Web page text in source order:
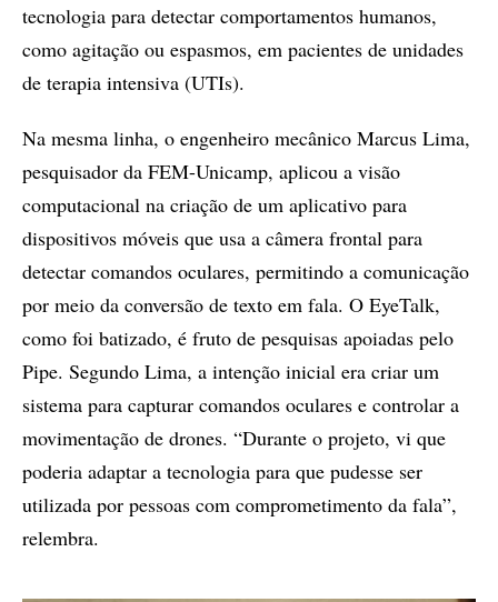
tecnologia para detectar comportamentos humanos,
como agitação ou espasmos, em pacientes de unidades
de terapia intensiva (UTIs).
Na mesma linha, o engenheiro mecânico Marcus Lima,
pesquisador da FEM-Unicamp, aplicou a visão
computacional na criação de um aplicativo para
dispositivos móveis que usa a câmera frontal para
detectar comandos oculares, permitindo a comunicação
por meio da conversão de texto em fala. O EyeTalk,
como foi batizado, é fruto de pesquisas apoiadas pelo
Pipe. Segundo Lima, a intenção inicial era criar um
sistema para capturar comandos oculares e controlar a
movimentação de drones. “Durante o projeto, vi que
poderia adaptar a tecnologia para que pudesse ser
utilizada por pessoas com comprometimento da fala”,
relembra.